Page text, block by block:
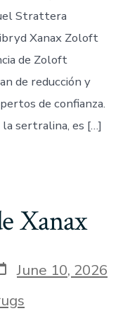
Strattera
Xanax Zoloft
de Zoloft
de reducción y
de confianza.
sertralina, es […]
Xanax
June 10, 2026